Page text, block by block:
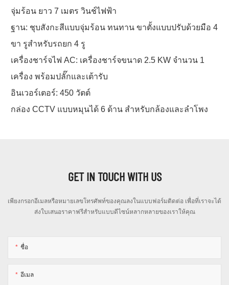
จุ่มร้อน ยาว 7 เมตร วินช์ไฟฟ้า
ฐาน: ชุบสังกะสีแบบจุ่มร้อน ทนทาน ขาตั้งแบบปรับด้วยมือ 4
ขา รูสำหรับรถยก 4 รู
เครื่องชาร์จไฟ AC: เครื่องชาร์จขนาด 2.5 KW จำนวน 1
เครื่อง พร้อมปลั๊กและเต้ารับ
อินเวอร์เตอร์: 450 วัตต์
กล่อง CCTV แบบหมุนได้ 6 ด้าน สำหรับกล้องและลำโพง
GET IN TOUCH WITH US
เพียงกรอกอีเมลหรือหมายเลขโทรศัพท์ของคุณลงในแบบฟอร์มติดต่อ เพื่อที่เราจะได้
ส่งใบเสนอราคาฟรีสำหรับแบบดีไซน์หลากหลายของเราให้คุณ
ชื่อ
อีเมล